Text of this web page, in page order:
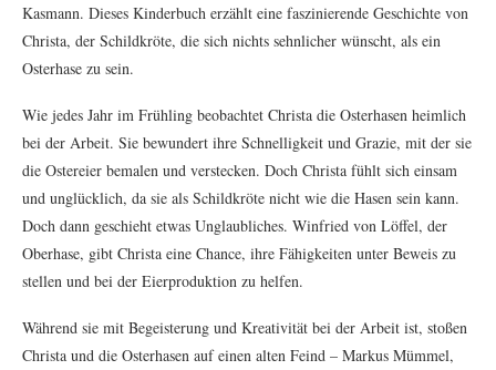
Kasmann. Dieses Kinderbuch erzählt eine faszinierende Geschichte von
Christa, der Schildkröte, die sich nichts sehnlicher wünscht, als ein
Osterhase zu sein.
Wie jedes Jahr im Frühling beobachtet Christa die Osterhasen heimlich
bei der Arbeit. Sie bewundert ihre Schnelligkeit und Grazie, mit der sie
die Ostereier bemalen und verstecken. Doch Christa fühlt sich einsam
und unglücklich, da sie als Schildkröte nicht wie die Hasen sein kann.
Doch dann geschieht etwas Unglaubliches. Winfried von Löffel, der
Oberhase, gibt Christa eine Chance, ihre Fähigkeiten unter Beweis zu
stellen und bei der Eierproduktion zu helfen.
Während sie mit Begeisterung und Kreativität bei der Arbeit ist, stoßen
Christa und die Osterhasen auf einen alten Feind – Markus Mümmel,